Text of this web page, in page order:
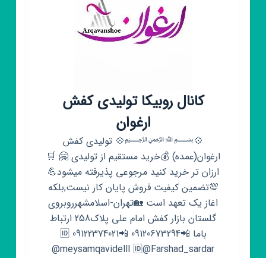
وَلی
کانال روبیکا تولیدی کفش
ارغوان
💠﷽💠 تولیدی کفش
ارغوان(عمده) 💰خرید مستقیم از تولیدی 🤗 🛒
ارزان تر خرید کنید مرجوعی پذیرفته میشود💪
💯تضمین کیفیت فروش پایان کار نیست,بلکه
اغاز یک تعهد است 🏡تهران-اسلامشهرروبروی
گلستان بازار کفش امام علی پلاک258 ارتباط
باما 📲09120673294 📲09122374021 🆔️
@meysamqavidelll 🆔@Farshad_sardar